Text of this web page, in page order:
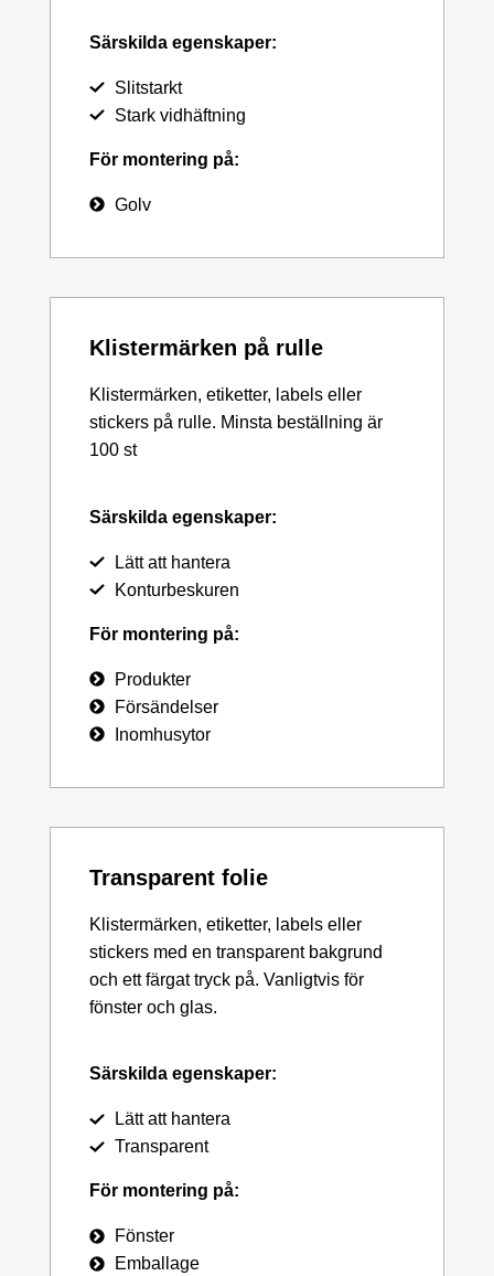
Särskilda egenskaper:
Slitstarkt
Stark vidhäftning
För montering på:
Golv
Klistermärken på rulle
Klistermärken, etiketter, labels eller
stickers på rulle. Minsta beställning är
100 st
Särskilda egenskaper:
Lätt att hantera
Konturbeskuren
För montering på:
Produkter
Försändelser
Inomhusytor
Transparent folie
Klistermärken, etiketter, labels eller
stickers med en transparent bakgrund
och ett färgat tryck på. Vanligtvis för
fönster och glas.
Särskilda egenskaper:
Lätt att hantera
Transparent
För montering på:
Fönster
Emballage